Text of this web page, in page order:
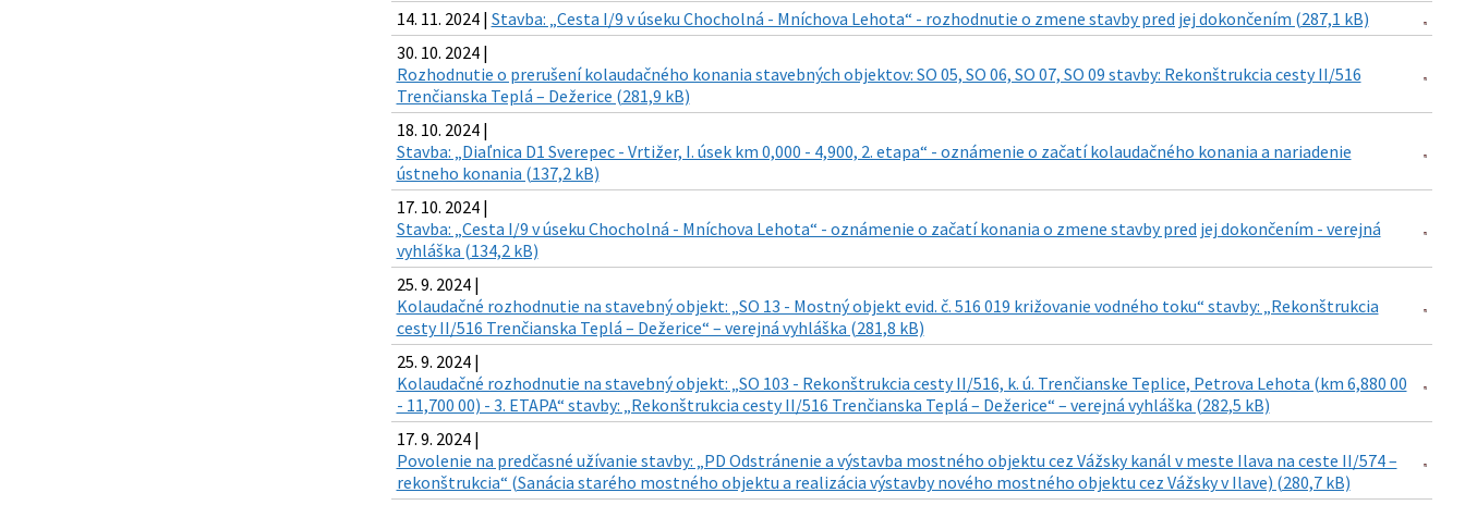
14. 11. 2024 | Stavba: „Cesta I/9 v úseku Chocholná - Mníchova Lehota“ - rozhodnutie o zmene stavby pred jej dokončením (287,1 kB)
30. 10. 2024 |
Rozhodnutie o prerušení kolaudačného konania stavebných objektov: SO 05, SO 06, SO 07, SO 09 stavby: Rekonštrukcia cesty II/516
Trenčianska Teplá – Dežerice (281,9 kB)
18. 10. 2024 |
Stavba: „Diaľnica D1 Sverepec - Vrtižer, I. úsek km 0,000 - 4,900, 2. etapa“ - oznámenie o začatí kolaudačného konania a nariadenie
ústneho konania (137,2 kB)
17. 10. 2024 |
Stavba: „Cesta I/9 v úseku Chocholná - Mníchova Lehota“ - oznámenie o začatí konania o zmene stavby pred jej dokončením - verejná
vyhláška (134,2 kB)
25. 9. 2024 |
Kolaudačné rozhodnutie na stavebný objekt: „SO 13 - Mostný objekt evid. č. 516 019 križovanie vodného toku“ stavby: „Rekonštrukcia
cesty II/516 Trenčianska Teplá – Dežerice“ – verejná vyhláška (281,8 kB)
25. 9. 2024 |
Kolaudačné rozhodnutie na stavebný objekt: „SO 103 - Rekonštrukcia cesty II/516, k. ú. Trenčianske Teplice, Petrova Lehota (km 6,880 00
- 11,700 00) - 3. ETAPA“ stavby: „Rekonštrukcia cesty II/516 Trenčianska Teplá – Dežerice“ – verejná vyhláška (282,5 kB)
17. 9. 2024 |
Povolenie na predčasné užívanie stavby: „PD Odstránenie a výstavba mostného objektu cez Vážsky kanál v meste Ilava na ceste II/574 –
rekonštrukcia“ (Sanácia starého mostného objektu a realizácia výstavby nového mostného objektu cez Vážsky v Ilave) (280,7 kB)